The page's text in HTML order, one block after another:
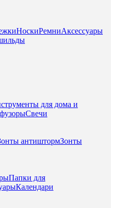
НоскиРемниАксессуары
для дома и
Свечи
антиштормЗонты
Папки для
Календари